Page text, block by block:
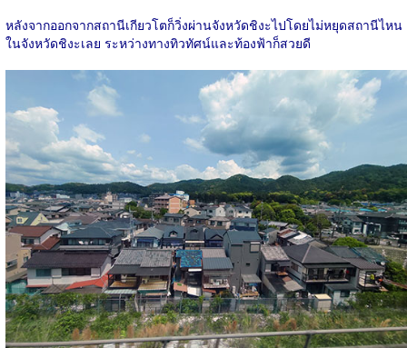
หลังจากออกจากสถานีเกียวโตก็วิ่งผ่านจังหวัดชิงะไปโดยไม่หยุดสถานีไหน
ในจังหวัดชิงะเลย ระหว่างทางทิวทัศน์และท้องฟ้าก็สวยดี